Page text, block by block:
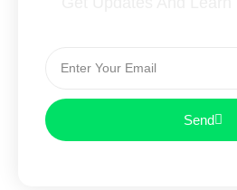
Send